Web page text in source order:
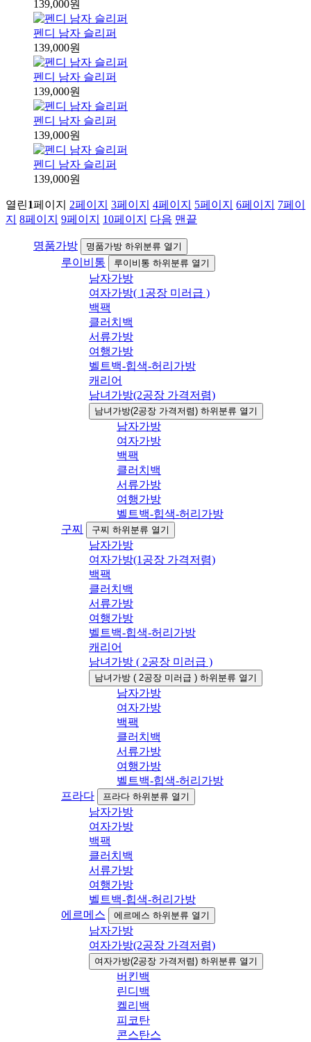
139,000원
펜디 남자 슬리퍼
139,000원
펜디 남자 슬리퍼
139,000원
펜디 남자 슬리퍼
139,000원
펜디 남자 슬리퍼
139,000원
열린1페이지 2페이지 3페이지 4페이지 5페이지 6페이지 7페이
지 8페이지 9페이지 10페이지 다음 맨끝
명품가방 명품가방 하위분류 열기
루이비통 루이비통 하위분류 열기
남자가방
여자가방( 1공장 미러급 )
백팩
클러치백
서류가방
여행가방
벨트백-힙색-허리가방
캐리어
남녀가방(2공장 가격저렴)
남녀가방(2공장 가격저렴) 하위분류 열기
남자가방
여자가방
백팩
클러치백
서류가방
여행가방
벨트백-힙색-허리가방
구찌
구찌 하위분류 열기
남자가방
여자가방(1공장 가격저렴)
백팩
클러치백
서류가방
여행가방
벨트백-힙색-허리가방
캐리어
남녀가방 ( 2공장 미러급 )
남녀가방 ( 2공장 미러급 ) 하위분류 열기
남자가방
여자가방
백팩
클러치백
서류가방
여행가방
벨트백-힙색-허리가방
프라다
프라다 하위분류 열기
남자가방
여자가방
백팩
클러치백
서류가방
여행가방
벨트백-힙색-허리가방
에르메스
에르메스 하위분류 열기
남자가방
여자가방(2공장 가격저렴)
여자가방(2공장 가격저렴) 하위분류 열기
버킨백
린디백
켈리백
피코탄
콘스탄스